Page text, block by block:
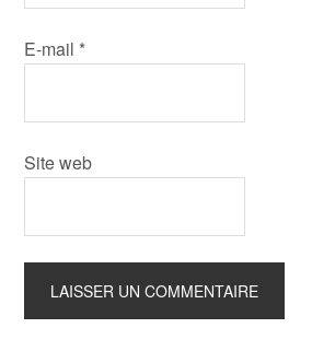
E-mail *
Site web